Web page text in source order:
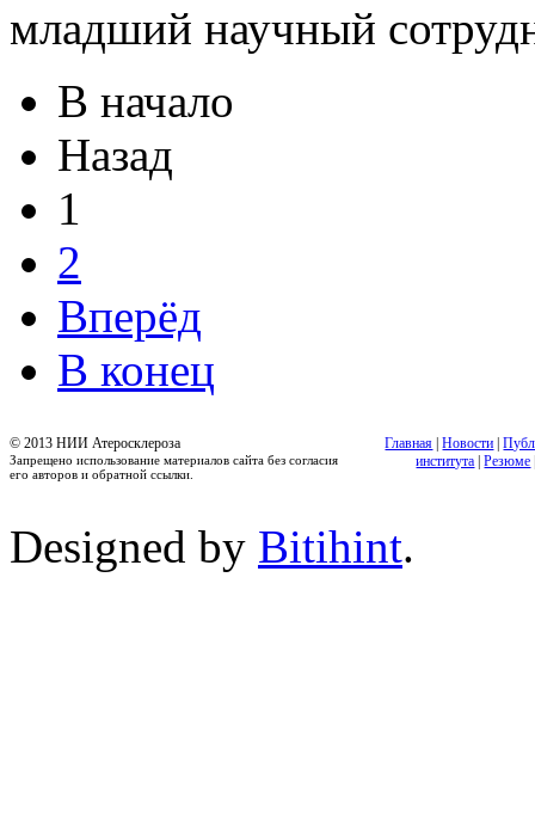
младший научный
В начало
Назад
1
2
Вперёд
В конец
© 2013 НИИ Атеросклероза
Запрещено использование материалов сайта без согласия
его авторов и обратной ссылки.
Главная |Новости |
института |Резюме
Designed by Bitihint.